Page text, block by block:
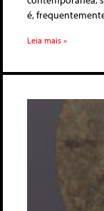
é,
Leia mais »